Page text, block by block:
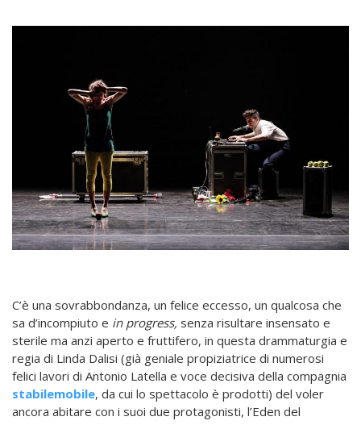
C’è una sovrabbondanza, un felice eccesso, un qualcosa che
sa d’incompiuto e in progress, senza risultare insensato e
sterile ma anzi aperto e fruttifero, in questa drammaturgia e
regia di Linda Dalisi (già geniale propiziatrice di numerosi
felici lavori di Antonio Latella e voce decisiva della compagnia
stabilemobile, da cui lo spettacolo è prodotti) del voler
ancora abitare con i suoi due protagonisti, l’Eden del